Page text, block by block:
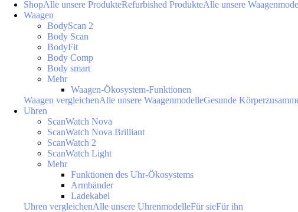
ShopAlle unsere ProdukteRefurbished ProdukteAlle unsere
Waagen
BodyScan 2
Body Scan
BodyFit
Body Comp
Body smart
Mehr
Waagen-Ökosystem-Funktionen
Waagen vergleichenAlle unsere WaagenmodelleGesunde
Uhren
ScanWatch Nova
ScanWatch Nova Brilliant
ScanWatch 2
ScanWatch Light
Mehr
Funktionen des Uhr-Ökosystems
Armbänder
Ladekabel
Uhren vergleichenAlle unsere UhrenmodelleFür sieFür ihn